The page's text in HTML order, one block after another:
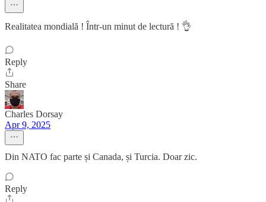
Realitatea mondială ! Într-un minut de lectură ! 👌
Reply
Share
Charles Dorsay
Apr 9, 2025
Din NATO fac parte și Canada, și Turcia. Doar zic.
Reply